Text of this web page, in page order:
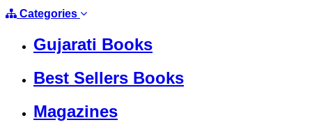
Categories
Gujarati Books
Best Sellers Books
Magazines